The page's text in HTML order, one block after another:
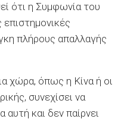
ότι η Συμφωνία του
επιστημονικές
πλήρους απαλλαγής
χώρα, όπως η Κίνα ή οι
συνεχίσει να
αυτή και δεν παίρνει